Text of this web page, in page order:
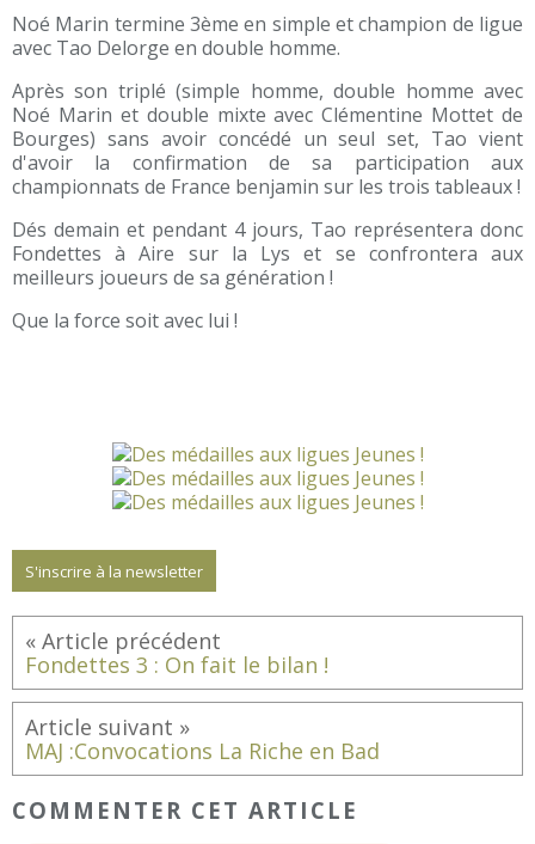
Noé Marin termine 3ème en simple et champion de ligue
avec Tao Delorge en double homme.
Après son triplé (simple homme, double homme avec
Noé Marin et double mixte avec Clémentine Mottet de
Bourges) sans avoir concédé un seul set, Tao vient
d'avoir la confirmation de sa participation aux
championnats de France benjamin sur les trois tableaux !
Dés demain et pendant 4 jours, Tao représentera donc
Fondettes à Aire sur la Lys et se confrontera aux
meilleurs joueurs de sa génération !
Que la force soit avec lui !
S'inscrire à la newsletter
Fondettes 3 : On fait le bilan !
MAJ :Convocations La Riche en Bad
COMMENTER CET ARTICLE